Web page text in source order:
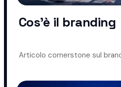
Cos'è il branding
Articolo cornerstone sul